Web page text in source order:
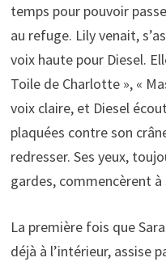
temps pour pouvoir
au refuge. Lily venait,
voix haute pour Diesel.
Toile de Charlotte », «
voix claire, et Diesel
plaquées contre son
redresser. Ses yeux,
gardes, commencèrent à
La première fois que
déjà à l’intérieur, assise